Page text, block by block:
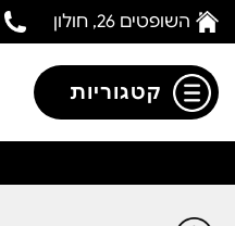
השופטים 26, חולון
קטגוריות